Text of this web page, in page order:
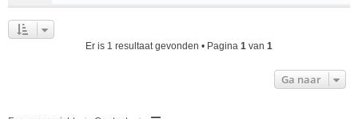
Er is 1 resultaat gevonden • Pagina 1 van 1
Ga naar